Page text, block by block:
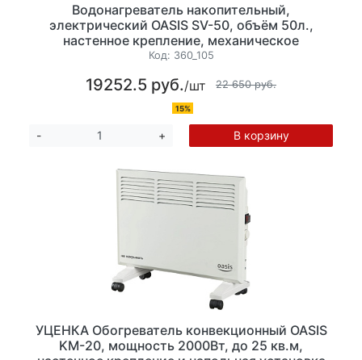
Водонагреватель накопительный,
электрический OASIS SV-50, объём 50л.,
настенное крепление, механическое
управление мощность 1600Вт., максимальная
температура, 35 °С. Размер: 38x72,3x38 см.
(ШхВхГ)
Код: 360_105
19252.5 руб./шт 22 650 руб.
15%
- + В корзину
УЦЕНКА Обогреватель конвекционный OASIS
KM-20, мощность 2000Вт, до 25 кв.м,